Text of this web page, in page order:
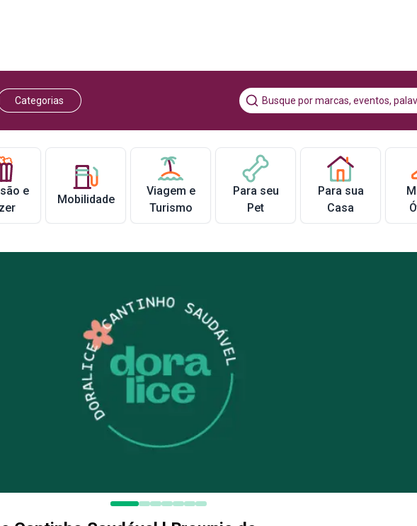
Categorias
e
Mobilidade
Viagem e
Turismo
Para seu
Pet
Para sua
Casa